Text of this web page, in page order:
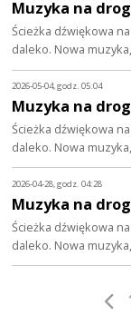
Muzyka na
Ścieżka dźwiękowa
daleko. Nowa
2026-05-04, godz. 05:04
Muzyka na
Ścieżka dźwiękowa
daleko. Nowa
2026-04-28, godz. 04:28
Muzyka na
Ścieżka dźwiękowa
daleko. Nowa